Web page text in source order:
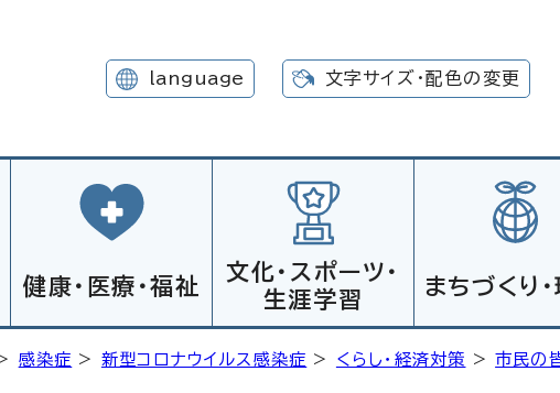
language 文字サイズ・配色の変更
健康・医療・福祉
文化・スポーツ・
生涯学習
まちづくり
感染症 > 新型コロナウイルス感染症 > くらし・経済対策 >市民の